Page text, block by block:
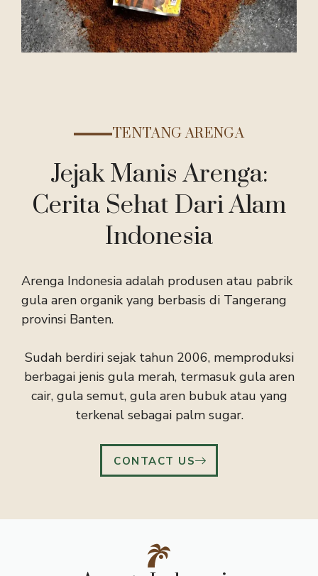
TENTANG ARENGA
Jejak Manis Arenga:
Cerita Sehat Dari Alam
Indonesia
Arenga Indonesia adalah produsen atau pabrik
gula aren organik yang berbasis di Tangerang
provinsi Banten.
Sudah berdiri sejak tahun 2006, memproduksi
berbagai jenis gula merah, termasuk gula aren
cair, gula semut, gula aren bubuk atau yang
terkenal sebagai palm sugar.
CONTACT US